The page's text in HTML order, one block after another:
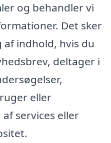
og behandler vi
Det sker
af indhold, hvis du
deltager i
eller
services eller